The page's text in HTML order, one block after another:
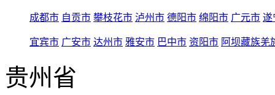
成都市 自贡市 攀枝花市 泸州市 德阳市 绵阳市 广元市 遂
宜宾市 广安市 达州市 雅安市 巴中市 资阳市 阿坝藏族羌
贵州省